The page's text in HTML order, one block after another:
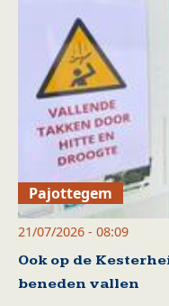
Pajottegem
21/07/2026 - 08:09
Ook op de
beneden vallen